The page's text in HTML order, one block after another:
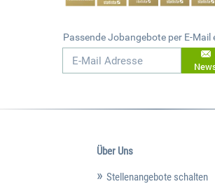
Passende Jobangebote per E-Mail
Über Uns
Stellenangebote schalten